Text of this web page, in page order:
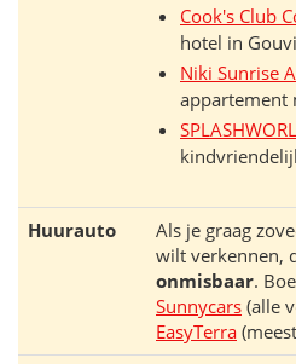
Cook's Club
hotel in
Niki Sunrise
appartement
Huurauto
Als je graag
wilt verkennen,
onmisbaar.
Sunnycars (alle
EasyTerra